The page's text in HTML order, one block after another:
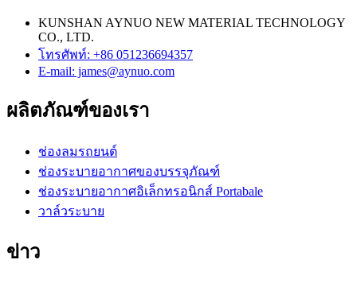
KUNSHAN AYNUO NEW MATERIAL TECHNOLOGY
CO., LTD.
โทรศัพท์: +86 051236694357
E-mail: james@aynuo.com
ผลิตภัณฑ์ของเรา
ช่องลมรถยนต์
ช่องระบายอากาศของบรรจุภัณฑ์
ช่องระบายอากาศอิเล็กทรอนิกส์ Portabale
วาล์วระบาย
ข่าว